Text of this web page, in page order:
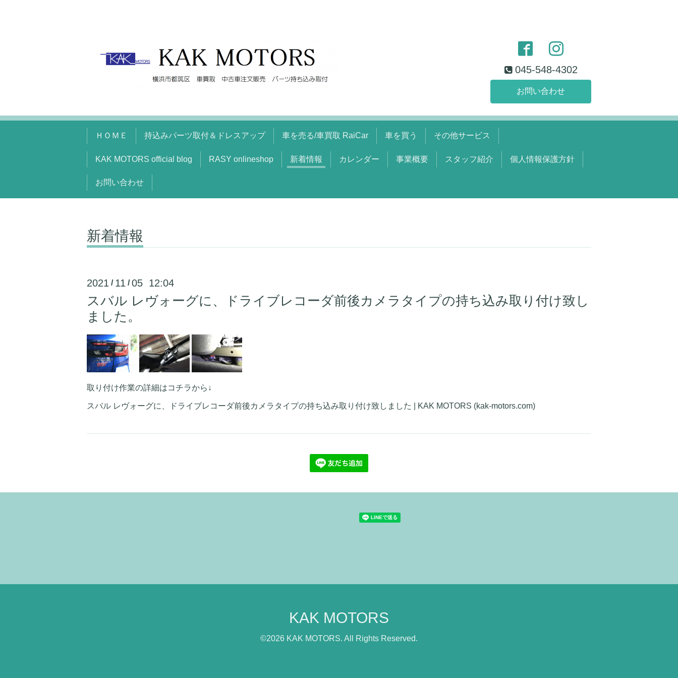
045-548-4302
お問い合わせ
ＨＯＭＥ 持込みパーツ取付＆ドレスアップ 車を売る/車買取 RaiCar 車を買う その他サービス
KAK MOTORS official blog RASY onlineshop 新着情報 カレンダー 事業概要 スタッフ紹介 個人情報保護方針
お問い合わせ
新着情報
2021 / 11 /05 12:04
スバル レヴォーグに、ドライブレコーダ前後カメラタイプの持ち込み取り付け致し
ました。
取り付け作業の詳細はコチラから↓
スバル レヴォーグに、ドライブレコーダ前後カメラタイプの持ち込み取り付け致しました | KAK MOTORS (kak-motors.com)
KAK MOTORS
©2026 KAK MOTORS. All Rights Reserved.